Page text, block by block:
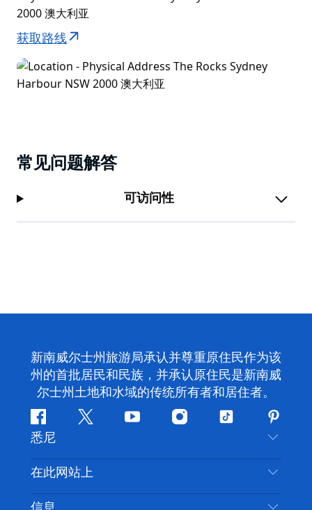
2000 澳大利亚
获取路线
常见问题解答
可访问性
新南威尔士州旅游局承认并尊重原住民作为该
州的首批居民和民族，并承认原住民是新南威
尔士州土地和水域的传统所有者和居住者。
Facebook叽
喳
喳
YouTubeInstagram
抖
悉尼
联系我们
免责声明
在此网站上
目的地